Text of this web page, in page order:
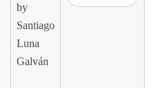
by
Santiago
Luna
Galván